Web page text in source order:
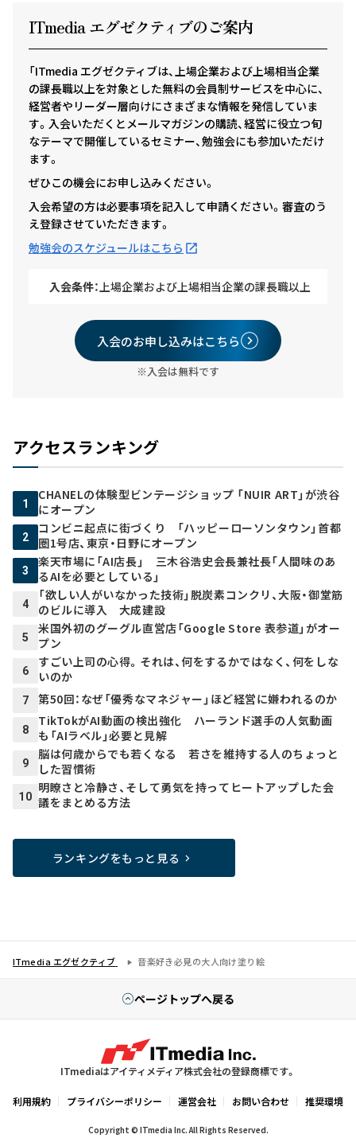
ITmedia エグゼクティ ブのご案内
「ITmedia エグゼクティブは、上場企業および上場相当企業
の課長職以上を対象とした無料の会員制サービスを中心に、
経営者やリーダー層向けにさまざまな情報を発信していま
す。入会いただくとメールマガジンの購読、経営に役立つ旬
なテーマで開催しているセミナー、勉強会にも参加いただけ
ます。
ぜひこの機会にお申し込みください。
入会希望の方は必要事項を記入して申請ください。審査のう
え登録させていただきます。
勉強会のスケジュールはこちら
入会条件：上場企業および上場相当企業の課長職以上
入会のお申し込みはこちら
※入会は無料です
アクセスランキング
1
CHANELの体験型ビンテージショップ 「NUIR ART」が渋谷
にオープン
2
コンビニ起点に街づくり 「ハッピーローソンタウン」首都
圏1号店、東京・日野にオープン
3
楽天市場に「AI店長」 三木谷浩史会長兼社長「人間味のあ
るAIを必要としている」
4
「欲しい人がいなかった技術」脱炭素コンクリ、大阪・御堂筋
のビルに導入 大成建設
5
米国外初のグーグル直営店「Google Store 表参道」がオー
プン
6
すごい上司の心得。それは、何をするかではなく、何をしな
いのか
7 第50回：なぜ「優秀なマネジャー」ほど経営に嫌われるのか
8
TikTokがAI動画の検出強化 ハーランド選手の人気動画
も「AIラベル」必要と見解
9
脳は何歳からでも若くなる 若さを維持する人のちょっと
した習慣術
10
明瞭さと冷静さ、そして勇気を持ってヒートアップした会
議をまとめる方法
ランキングをもっと見る
ITmedia エグゼクティブ 音楽好き必見の大人向け塗り絵
ページトップへ戻る
ITmediaはアイティメディア株式会社の登録商標です。
利用規約 プライバシーポリシー 運営会社 お問い合わせ 推奨環境
Copyright © ITmedia Inc. All Rights Reserved.